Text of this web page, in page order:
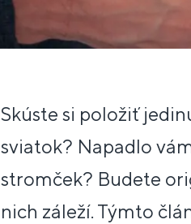
Skúste si položiť
sviatok? Napadlo
stromček? Budete
nich záleží. Týmto